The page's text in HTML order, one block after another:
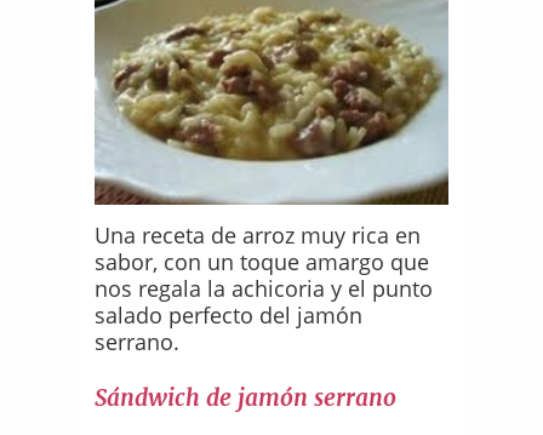
Una receta de arroz muy rica en
sabor, con un toque amargo que
nos regala la achicoria y el punto
salado perfecto del jamón
serrano.
Sándwich de jamón serrano